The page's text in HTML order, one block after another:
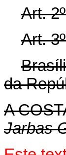
Art.
Art.
da
A
Jarbas